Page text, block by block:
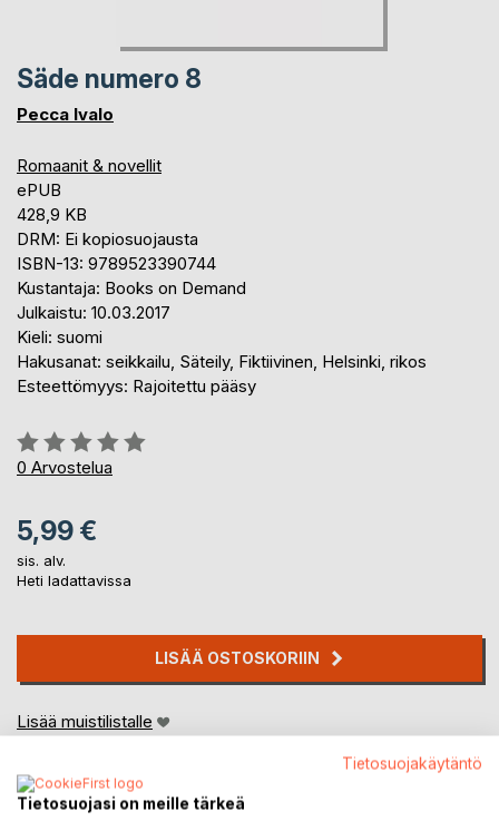
Säde numero 8
Pecca Ivalo
Romaanit & novellit
ePUB
428,9 KB
DRM: Ei kopiosuojausta
ISBN-13: 9789523390744
Kustantaja: Books on Demand
Julkaistu: 10.03.2017
Kieli: suomi
Hakusanat: seikkailu, Säteily, Fiktiivinen, Helsinki, rikos
Esteettömyys: Rajoitettu pääsy
Arvostelu::
0%
0 Arvostelua
5,99 €
sis. alv.
Heti ladattavissa
LISÄÄ OSTOSKORIIN
Lisää muistilistalle
Tietosuojakäytäntö
Tietosuojasi on meille tärkeä